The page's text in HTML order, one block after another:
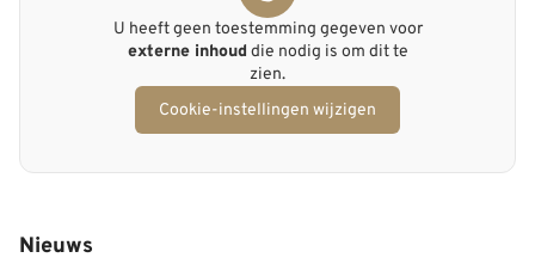
U heeft geen toestemming gegeven voor
externe inhoud die nodig is om dit te
zien.
Cookie-instellingen wijzigen
Nieuws